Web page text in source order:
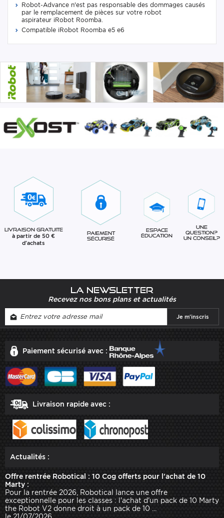
Robot-Advance n'est pas responsable des dommages causés
par le remplacement de pièces sur votre robot
aspirateur iRobot Roomba.
Compatible iRobot Roomba e5 e6
Livraison gratuite
à partir de 50 €
d'achats
Paiement
sécurisé
Espace
éducation
Une
question?
Un conseil?
La newsletter
Recevez nos bons plans et actualités
Paiement sécurisé avec :
Livraison rapide avec :
Actualités :
Offre rentrée Robotical : 10 Cog offerts pour l'achat de 10
Marty :
Pour la rentrée 2026, Robotical lance une offre
exceptionnelle pour les classes : l'achat d'un pack de 10 Marty
the Robot V2 donne droit à un pack de 10 ...